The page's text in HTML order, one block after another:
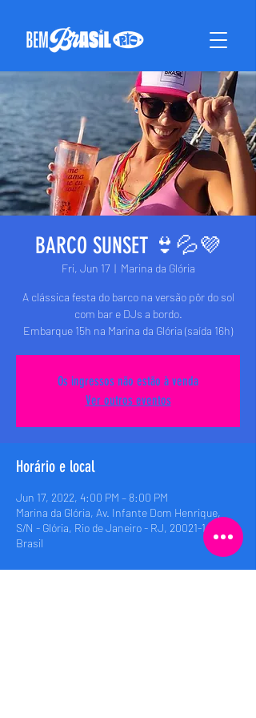
BARCO SUNSET 👙💦💜
Fri, Jun 17
  |
Marina da Glória
A clássica festa do barco na versão pôr do sol
com bar e DJs a bordo.
Embarque 15h na Marina da Glória (saída 16h)
Os ingressos não estão à venda
Ver outros eventos
Horário e local
Jun 17, 2022, 4:00 PM – 8:00 PM
Marina da Glória, Av. Infante Dom Henrique,
S/N - Glória, Rio de Janeiro - RJ, 20021-140,
Brasil